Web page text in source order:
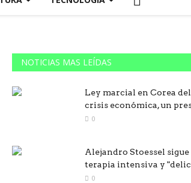
NOTICIAS MAS LEÍDAS
Ley marcial en Corea
crisis económica, un
0
Alejandro Stoessel sigue
terapia intensiva y
0